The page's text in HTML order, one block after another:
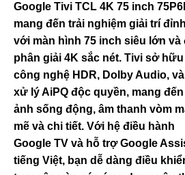
Google Tivi TCL 4K 75 inch
mang đến trải nghiệm giải trí
với màn hình 75 inch siêu lớn và
phân giải 4K sắc nét. Tivi sở hữu
công nghệ HDR, Dolby Audio,
xử lý AiPQ độc quyền, mang
ảnh sống động, âm thanh vòm
mẽ và chi tiết. Với hệ điều hành
Google TV và hỗ trợ Google
tiếng Việt, bạn dễ dàng điều